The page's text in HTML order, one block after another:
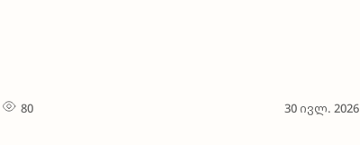
80 30 ივლ. 2026